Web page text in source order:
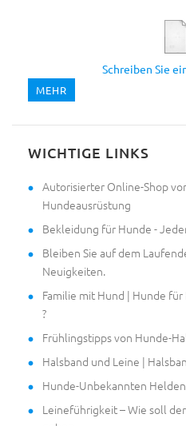
Schreiben Sie
MEHR
WICHTIGE LINKS
Autorisierter Online-Shop
Hundeausrüstung
Bekleidung für Hunde -
Bleiben Sie auf dem
Neuigkeiten.
Familie mit Hund | Hunde
?
Frühlingstipps von Hunde-
Halsband und Leine |
Hunde-Unbekannten
Leineführigkeit – Wie soll